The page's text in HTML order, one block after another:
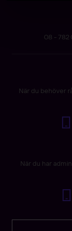
08 - 782
När du behöver
När du har